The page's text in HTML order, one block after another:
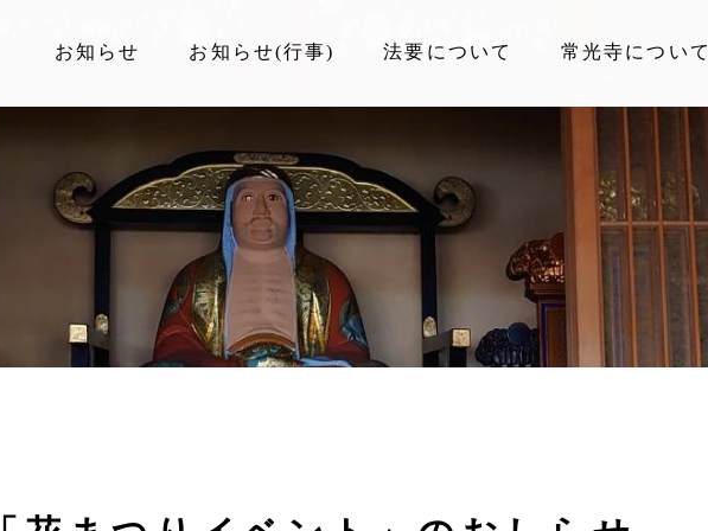
お知らせ お知らせ(行事) 法要について 常光寺について